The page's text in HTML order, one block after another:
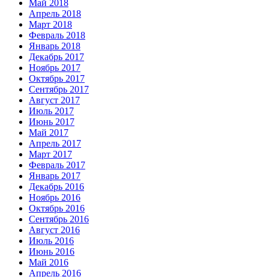
Май 2018
Апрель 2018
Март 2018
Февраль 2018
Январь 2018
Декабрь 2017
Ноябрь 2017
Октябрь 2017
Сентябрь 2017
Август 2017
Июль 2017
Июнь 2017
Май 2017
Апрель 2017
Март 2017
Февраль 2017
Январь 2017
Декабрь 2016
Ноябрь 2016
Октябрь 2016
Сентябрь 2016
Август 2016
Июль 2016
Июнь 2016
Май 2016
Апрель 2016